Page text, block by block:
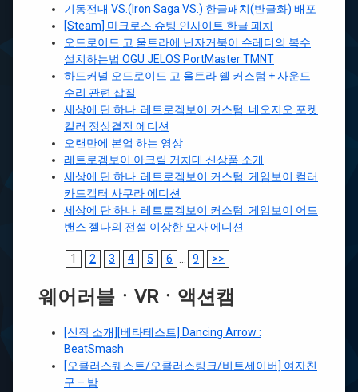
기동전대 VS.(Iron Saga VS.) 한글패치(반글화) 배포
[Steam] 마크로스 슈팅 인사이트 한글 패치
오드로이드 고 울트라에 닌자거북이 슈레더의 복수
설치하는법 OGU JELOS PortMaster TMNT
하드커널 오드로이드 고 울트라 쉘 커스텀 + 사운드
수리 관련 삽질
세상에 단 하나. 레트로겜보이 커스텀. 네오지오 포켓
컬러 정상결전 에디션
오랜만에 본업 하는 영상
레트로겜보이 아크릴 거치대 신상품 소개
세상에 단 하나. 레트로겜보이 커스텀. 게임보이 컬러
카드캡터 사쿠라 에디션
세상에 단 하나. 레트로겜보이 커스텀. 게임보이 어드
밴스 젤다의 전설 이상한 모자 에디션
1 2 3 4 5 6 9 >>
웨어러블ㆍVRㆍ액션캠
[신작 소개][베타테스트] Dancing Arrow :
BeatSmash
[오큘러스퀘스트/오큘러스링크/비트세이버] 여자친
구 – 밤